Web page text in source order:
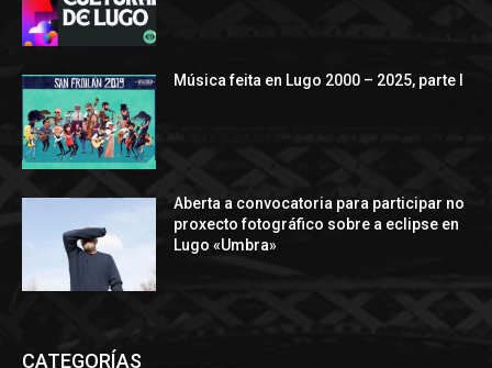
Música feita en Lugo 2000 – 2025, parte I
Aberta a convocatoria para participar no
proxecto fotográfico sobre a eclipse en
Lugo «Umbra»
CATEGORÍAS